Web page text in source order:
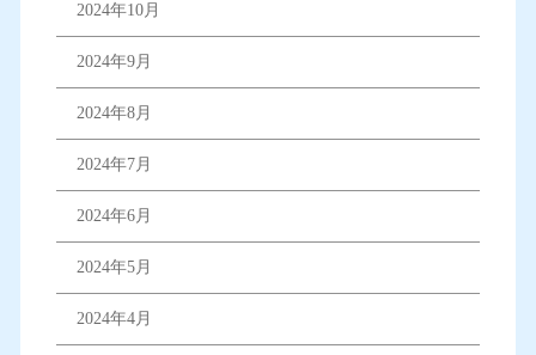
2024年10月
2024年9月
2024年8月
2024年7月
2024年6月
2024年5月
2024年4月